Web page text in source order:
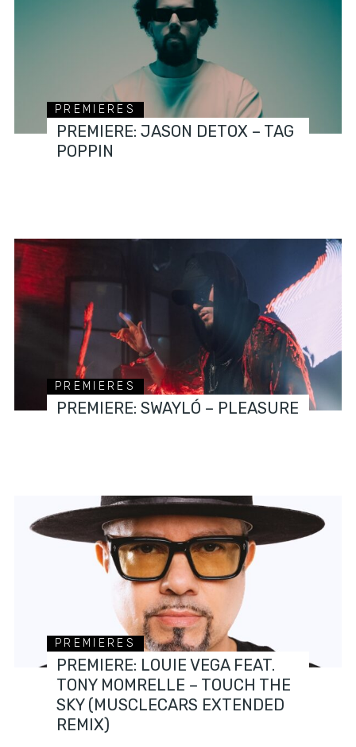
PREMIERES
PREMIERE: JASON DETOX – TAG
POPPIN
PREMIERES
PREMIERE: SWAYLÓ – PLEASURE
PREMIERES
PREMIERE: LOUIE VEGA FEAT.
TONY MOMRELLE – TOUCH THE
SKY (MUSCLECARS EXTENDED
REMIX)